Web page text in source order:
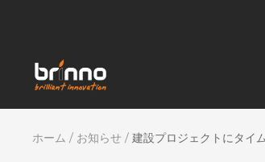
brinno-
mkt
ホーム お知らせ 建設プロジェクトにタイ